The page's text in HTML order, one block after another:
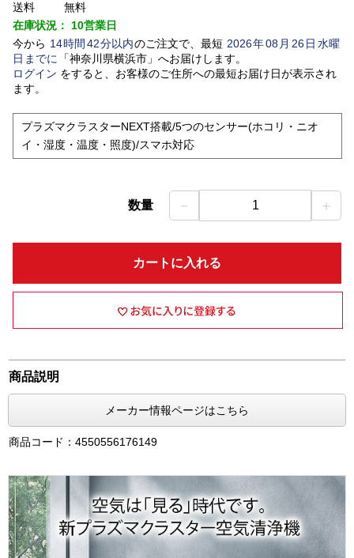
送料
無料
在庫状況： 10営業日
今から 14時間 42分以内のご注文で、最短 2026年08 月 26日水曜
日 までに 「神奈川県横浜市」 へお届けします。
ログイン をすると、お客様のご住所への最短お届け日が表示され
ます。
プラズマクラスターNEXT搭載/5つのセンサー(ホコリ・ニオ
イ・湿度・温度・照度)/スマホ対応
数量 － 1 ＋
カートに入れる
商品説明
メーカー情報ページはこちら
商品コード：4550556176149